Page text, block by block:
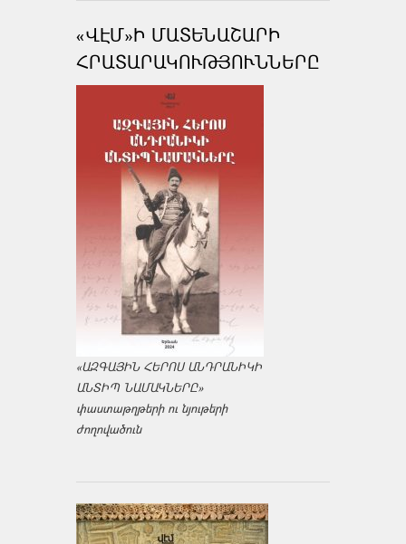
«ՎԷՄ»Ի ՄԱՏԵՆԱՇԱՐԻ
ՀՐԱՏԱՐԱԿՈՒԹՅՈՒՆՆԵՐԸ
«ԱԶԳԱՅԻՆ ՀԵՐՈՍ ԱՆԴՐԱՆԻԿԻ
ԱՆՏԻՊ ՆԱՄԱԿՆԵՐԸ»
փաստաթղթերի ու նյութերի
ժողովածուն